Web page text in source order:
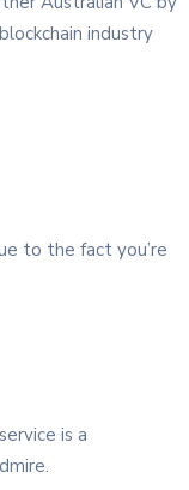
industry
to the fact you’re
is a